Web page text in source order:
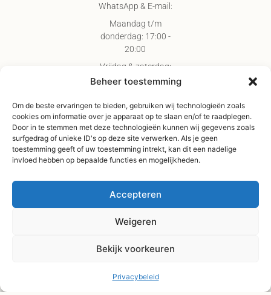
Beheer toestemming
Om de beste ervaringen te bieden, gebruiken wij technologieën zoals
cookies om informatie over je apparaat op te slaan en/of te raadplegen.
Door in te stemmen met deze technologieën kunnen wij gegevens zoals
surfgedrag of unieke ID's op deze site verwerken. Als je geen
toestemming geeft of uw toestemming intrekt, kan dit een nadelige
invloed hebben op bepaalde functies en mogelijkheden.
Accepteren
Weigeren
Bekijk voorkeuren
Privacybeleid
WhatsApp & E-mail:
Maandag t/m
donderdag: 17:00 -
20:00
Vrijdag & zaterdag:
09:00 - 17:00
vanaf €75,-
Verzending binnen 3-
4 werkdagen
Afhaal Kloosterdijk